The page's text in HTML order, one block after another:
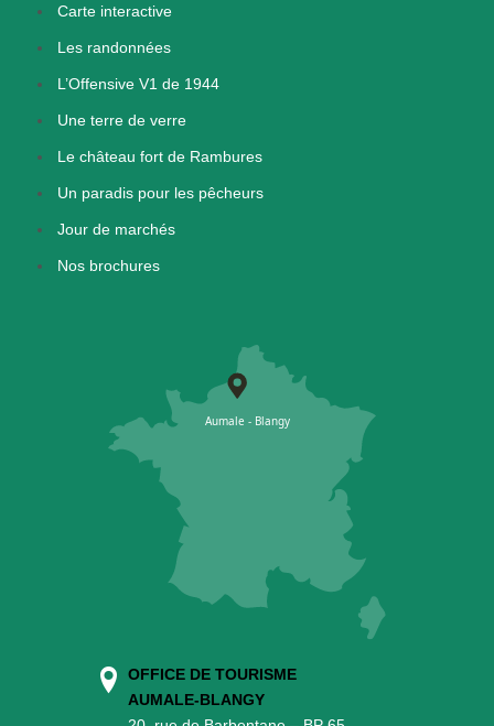
Carte interactive
Les randonnées
L’Offensive V1 de 1944
Une terre de verre
Le château fort de Rambures
Un paradis pour les pêcheurs
Jour de marchés
Nos brochures
OFFICE DE TOURISME
AUMALE-BLANGY